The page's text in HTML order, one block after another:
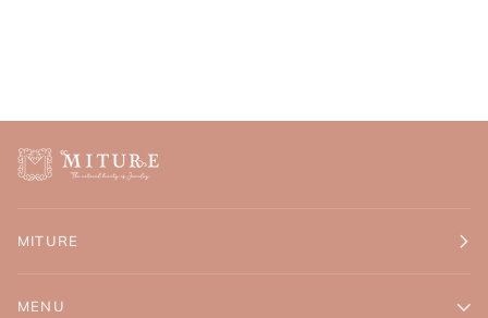
MITURE
MENU